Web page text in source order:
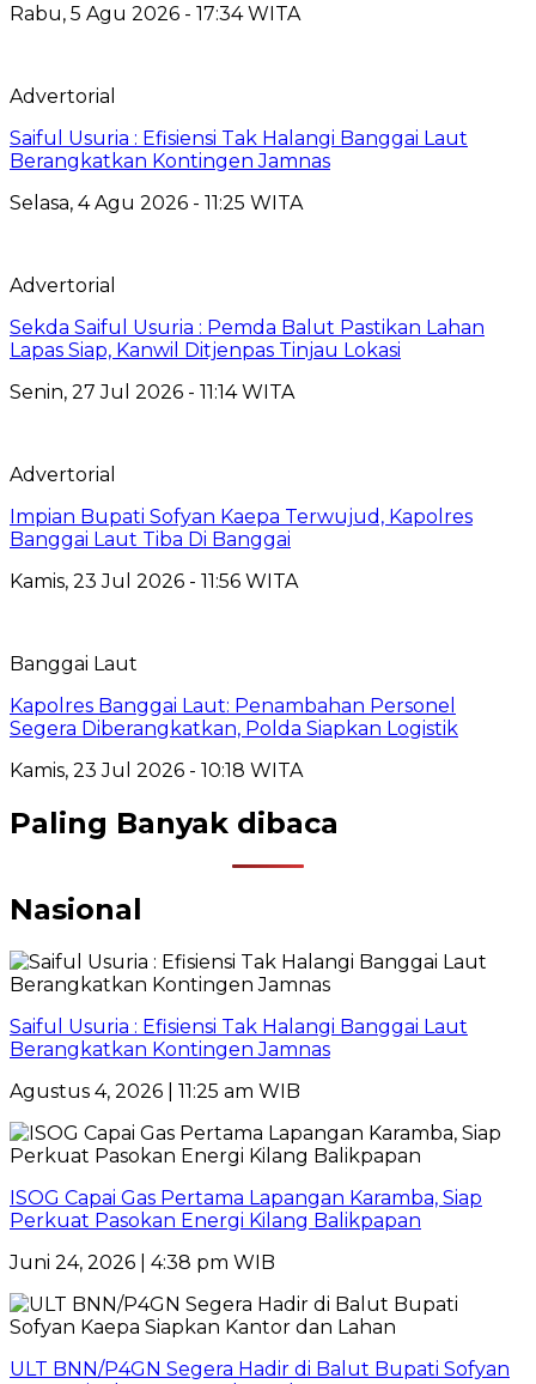
Rabu, 5 Agu 2026 - 17:34 WITA
Advertorial
Saiful Usuria : Efisiensi Tak Halangi Banggai Laut
Berangkatkan Kontingen Jamnas
Selasa, 4 Agu 2026 - 11:25 WITA
Advertorial
Sekda Saiful Usuria : Pemda Balut Pastikan Lahan
Lapas Siap, Kanwil Ditjenpas Tinjau Lokasi
Senin, 27 Jul 2026 - 11:14 WITA
Advertorial
Impian Bupati Sofyan Kaepa Terwujud, Kapolres
Banggai Laut Tiba Di Banggai
Kamis, 23 Jul 2026 - 11:56 WITA
Banggai Laut
Kapolres Banggai Laut: Penambahan Personel
Segera Diberangkatkan, Polda Siapkan Logistik
Kamis, 23 Jul 2026 - 10:18 WITA
Paling Banyak dibaca
Nasional
Saiful Usuria : Efisiensi Tak Halangi Banggai Laut
Berangkatkan Kontingen Jamnas
Agustus 4, 2026 | 11:25 am WIB
ISOG Capai Gas Pertama Lapangan Karamba, Siap
Perkuat Pasokan Energi Kilang Balikpapan
Juni 24, 2026 | 4:38 pm WIB
ULT BNN/P4GN Segera Hadir di Balut Bupati Sofyan